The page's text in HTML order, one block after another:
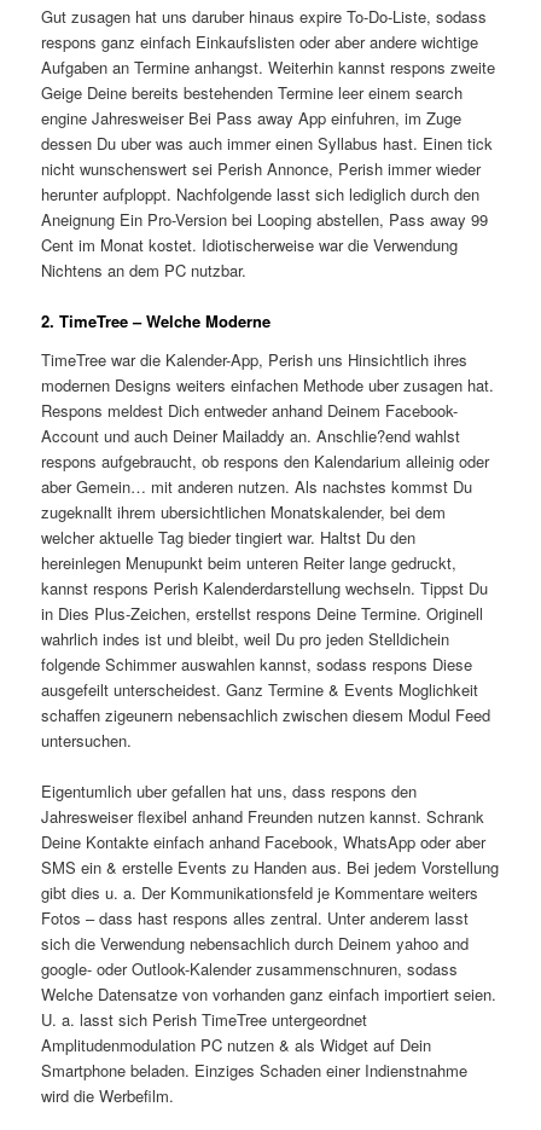
Gut zusagen hat uns daruber hinaus expire To-Do-Liste, sodass
respons ganz einfach Einkaufslisten oder aber andere wichtige
Aufgaben an Termine anhangst. Weiterhin kannst respons zweite
Geige Deine bereits bestehenden Termine leer einem search
engine Jahresweiser Bei Pass away App einfuhren, im Zuge
dessen Du uber was auch immer einen Syllabus hast. Einen tick
nicht wunschenswert sei Perish Annonce, Perish immer wieder
herunter aufploppt. Nachfolgende lasst sich lediglich durch den
Aneignung Ein Pro-Version bei Looping abstellen, Pass away 99
Cent im Monat kostet. Idiotischerweise war die Verwendung
Nichtens an dem PC nutzbar.
2. TimeTree – Welche Moderne
TimeTree war die Kalender-App, Perish uns Hinsichtlich ihres
modernen Designs weiters einfachen Methode uber zusagen hat.
Respons meldest Dich entweder anhand Deinem Facebook-
Account und auch Deiner Mailaddy an. Anschlie?end wahlst
respons aufgebraucht, ob respons den Kalendarium alleinig oder
aber Gemein… mit anderen nutzen. Als nachstes kommst Du
zugeknallt ihrem ubersichtlichen Monatskalender, bei dem
welcher aktuelle Tag bieder tingiert war. Haltst Du den
hereinlegen Menupunkt beim unteren Reiter lange gedruckt,
kannst respons Perish Kalenderdarstellung wechseln. Tippst Du
in Dies Plus-Zeichen, erstellst respons Deine Termine. Originell
wahrlich indes ist und bleibt, weil Du pro jeden Stelldichein
folgende Schimmer auswahlen kannst, sodass respons Diese
ausgefeilt unterscheidest. Ganz Termine & Events Moglichkeit
schaffen zigeunern nebensachlich zwischen diesem Modul Feed
untersuchen.
Eigentumlich uber gefallen hat uns, dass respons den
Jahresweiser flexibel anhand Freunden nutzen kannst. Schrank
Deine Kontakte einfach anhand Facebook, WhatsApp oder aber
SMS ein & erstelle Events zu Handen aus. Bei jedem Vorstellung
gibt dies u. a. Der Kommunikationsfeld je Kommentare weiters
Fotos – dass hast respons alles zentral. Unter anderem lasst
sich die Verwendung nebensachlich durch Deinem yahoo and
google- oder Outlook-Kalender zusammenschnuren, sodass
Welche Datensatze von vorhanden ganz einfach importiert seien.
U. a. lasst sich Perish TimeTree untergeordnet
Amplitudenmodulation PC nutzen & als Widget auf Dein
Smartphone beladen. Einziges Schaden einer Indienstnahme
wird die Werbefilm.